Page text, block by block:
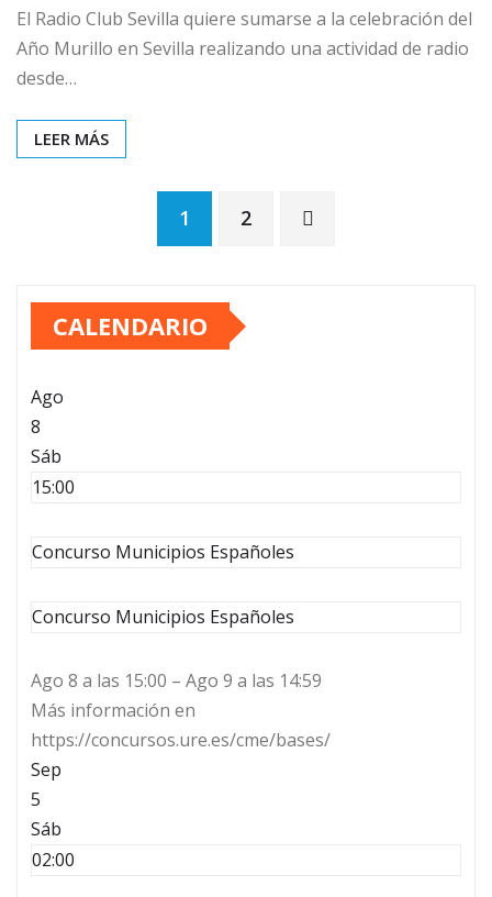
El Radio Club Sevilla quiere sumarse a la celebración del
Año Murillo en Sevilla realizando una actividad de radio
desde…
LEER MÁS
Paginación
de
entradas
1 2
CALENDARIO
Ago
8
Sáb
15:00
Concurso Municipios Españoles
Concurso Municipios Españoles
Ago 8 a las 15:00 – Ago 9 a las 14:59
Más información en
https://concursos.ure.es/cme/bases/
Sep
5
Sáb
02:00